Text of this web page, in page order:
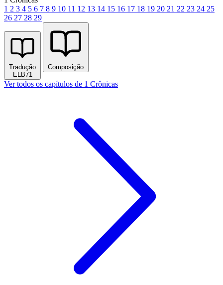
1 2 3 4 5 6 7 8 9 10 11 12 13 14 15 16 17 18 19 20 21 22 23 24 25
26 27 28 29
Tradução
ELB71
Composição
Ver todos os capítulos de 1 Crônicas